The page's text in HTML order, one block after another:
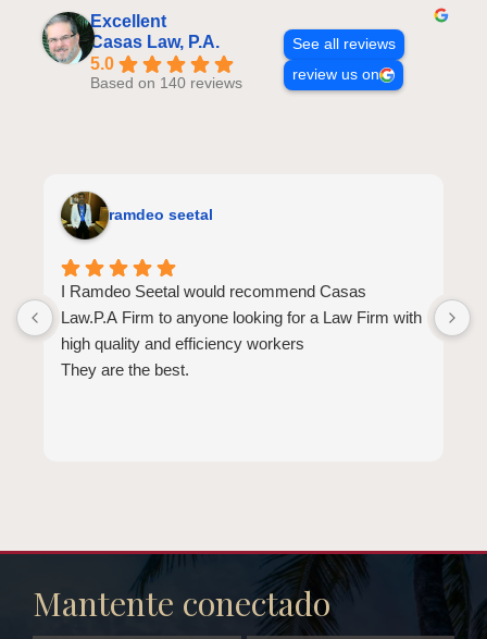
Excellent
Casas Law, P.A.
5.0
Based on 140 reviews
See all reviews
review us on
ramdeo seetal
I Ramdeo Seetal would recommend Casas
Law.P.A Firm to anyone looking for a Law Firm with
high quality and efficiency workers
They are the best.
Mantente conectado